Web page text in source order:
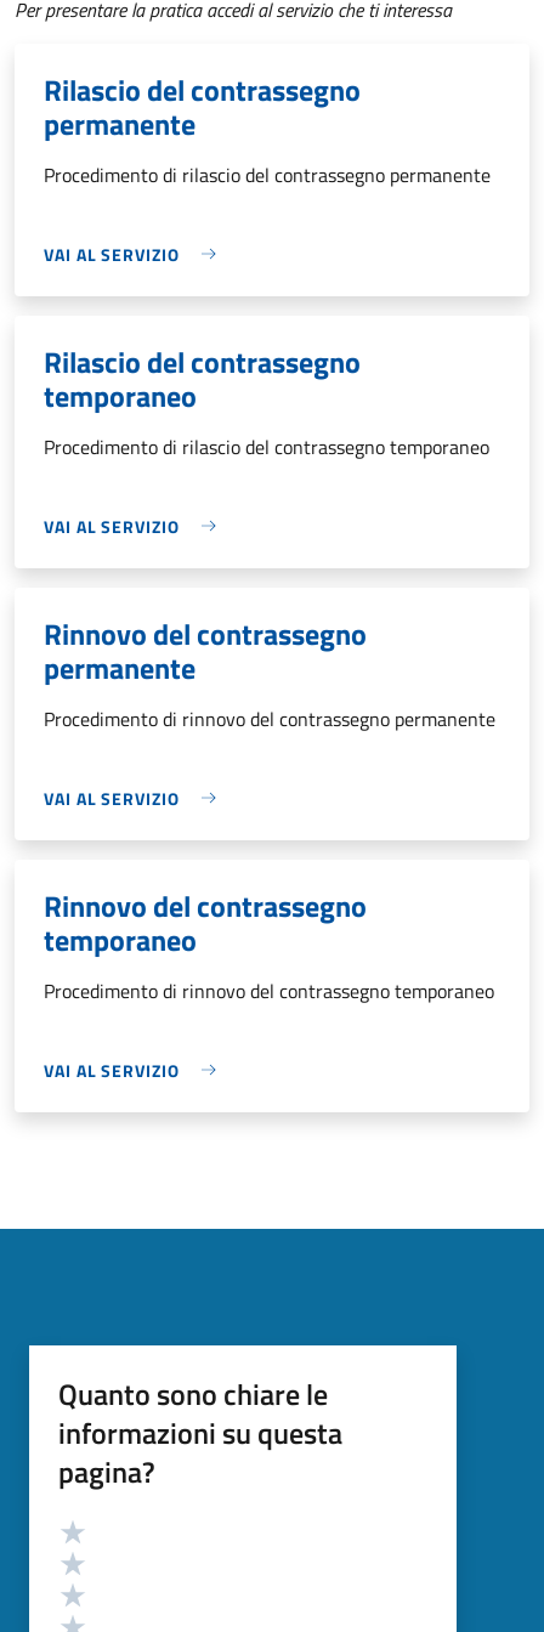
Per presentare la pratica accedi al servizio che ti interessa
Rilascio del contrassegno
permanente
Procedimento di rilascio del contrassegno permanente
VAI AL SERVIZIO
Rilascio del contrassegno
temporaneo
Procedimento di rilascio del contrassegno temporaneo
VAI AL SERVIZIO
Rinnovo del contrassegno
permanente
Procedimento di rinnovo del contrassegno permanente
VAI AL SERVIZIO
Rinnovo del contrassegno
temporaneo
Procedimento di rinnovo del contrassegno temporaneo
VAI AL SERVIZIO
Quanto sono chiare le
informazioni su questa
pagina?
Valutazione